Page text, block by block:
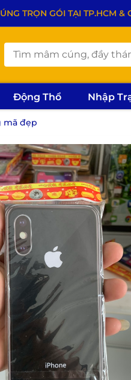
TRỌN GÓI TẠI TP.HCM &
Động Thổ Nhập
mã đẹp